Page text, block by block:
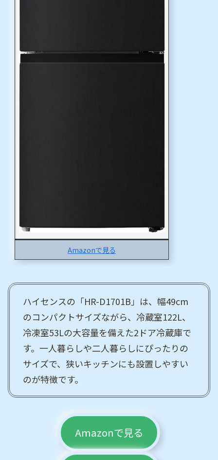
Amazonで見る
ハイセンスの「HR-D1701B」は、幅49cm
のコンパクトサイズながら、冷蔵室122L、
冷凍室53Lの大容量を備えた2ドア冷蔵庫で
す。一人暮らしや二人暮らしにぴったりの
サイズで、狭いキッチンにも設置しやすい
のが特徴です。
Amazonで見る